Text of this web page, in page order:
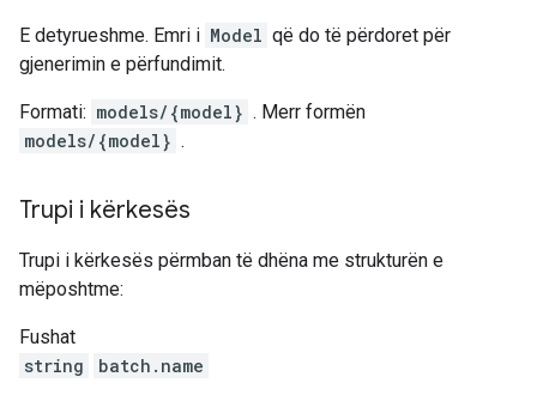
E detyrueshme. Emri i Model që do të përdoret për
gjenerimin e përfundimit.
Formati: models/{model} . Merr formën
models/{model} .
Trupi i kërkesës
Trupi i kërkesës përmban të dhëna me strukturën e
mëposhtme:
Fushat
string
batch.name